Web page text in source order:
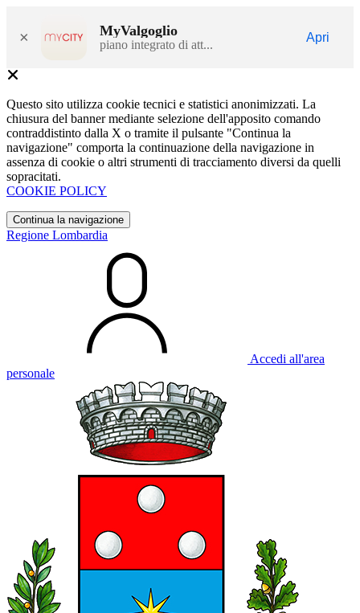
× MyValgoglio
piano integrato di att...
Apri
Questo sito utilizza cookie tecnici e statistici anonimizzati. La
chiusura del banner mediante selezione dell'apposito comando
contraddistinto dalla X o tramite il pulsante "Continua la
navigazione" comporta la continuazione della navigazione in
assenza di cookie o altri strumenti di tracciamento diversi da quelli
sopracitati.
COOKIE POLICY
Continua la navigazione
Regione Lombardia
Accedi all'area
personale